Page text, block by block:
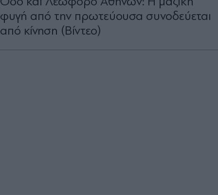
φυγή από την πρωτεύουσα συνοδεύεται
από κίνηση (Βίντεο)